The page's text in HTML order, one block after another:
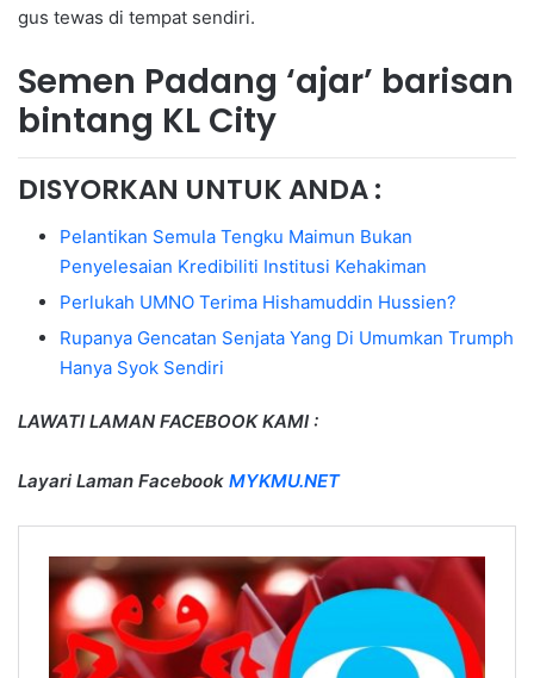
gus tewas di tempat sendiri.
Semen Padang ‘ajar’ barisan
bintang KL City
DISYORKAN UNTUK ANDA :
Pelantikan Semula Tengku Maimun Bukan
Penyelesaian Kredibiliti Institusi Kehakiman
Perlukah UMNO Terima Hishamuddin Hussien?
Rupanya Gencatan Senjata Yang Di Umumkan Trumph
Hanya Syok Sendiri
LAWATI LAMAN FACEBOOK KAMI :
Layari Laman Facebook MYKMU.NET